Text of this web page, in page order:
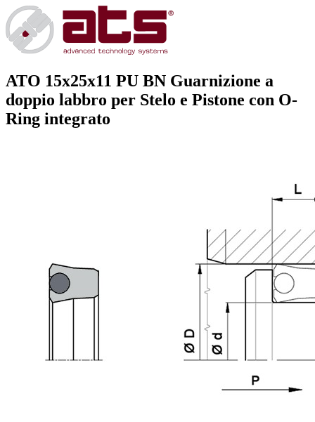
ATO 15x25x11 PU BN Guarnizione a
doppio labbro per Stelo e Pistone con O-
Ring integrato